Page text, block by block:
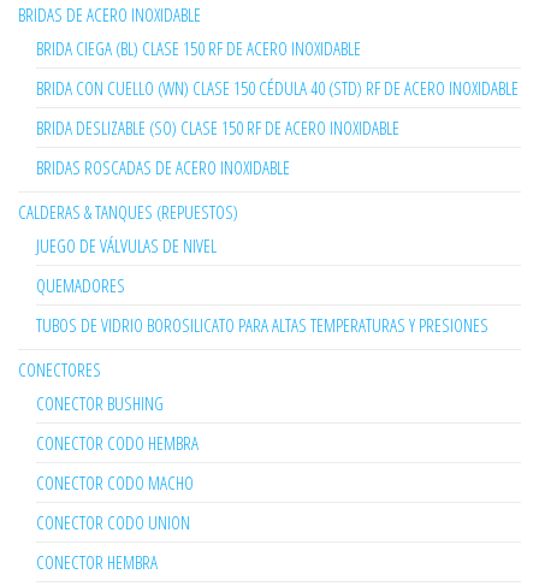
BRIDAS DE ACERO INOXIDABLE
BRIDA CIEGA (BL) CLASE 150 RF DE ACERO INOXIDABLE
BRIDA CON CUELLO (WN) CLASE 150 CÉDULA 40 (STD) RF DE ACERO INOXIDABLE
BRIDA DESLIZABLE (SO) CLASE 150 RF DE ACERO INOXIDABLE
BRIDAS ROSCADAS DE ACERO INOXIDABLE
CALDERAS & TANQUES (REPUESTOS)
JUEGO DE VÁLVULAS DE NIVEL
QUEMADORES
TUBOS DE VIDRIO BOROSILICATO PARA ALTAS TEMPERATURAS Y PRESIONES
CONECTORES
CONECTOR BUSHING
CONECTOR CODO HEMBRA
CONECTOR CODO MACHO
CONECTOR CODO UNION
CONECTOR HEMBRA